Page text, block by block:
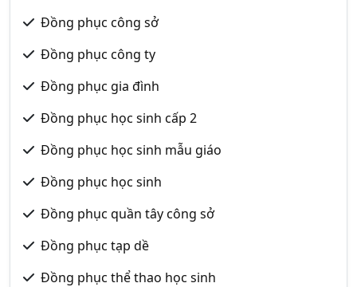
Đồng phục công sở
Đồng phục công ty
Đồng phục gia đình
Đồng phục học sinh cấp 2
Đồng phục học sinh mẫu giáo
Đồng phục học sinh
Đồng phục quần tây công sở
Đồng phục tạp dề
Đồng phục thể thao học sinh